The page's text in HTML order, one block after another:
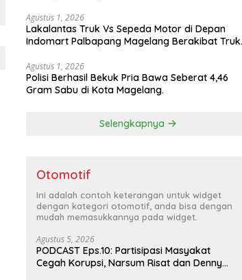
Agustus 1, 2026
Lakalantas Truk Vs Sepeda Motor di Depan
Indomart Palbapang Magelang Berakibat Truk
Agustus 1, 2026
Polisi Berhasil Bekuk Pria Bawa Seberat 4,46
Gram Sabu di Kota Magelang.
Selengkapnya
Otomotif
Ini adalah contoh keterangan untuk widget
dengan kategori otomotif, anda bisa dengan
mudah memasukkannya pada widget.
Agustus 5, 2026
PODCAST Eps.10: Partisipasi Masyakat
Cegah Korupsi, Narsum Risat dan Denny